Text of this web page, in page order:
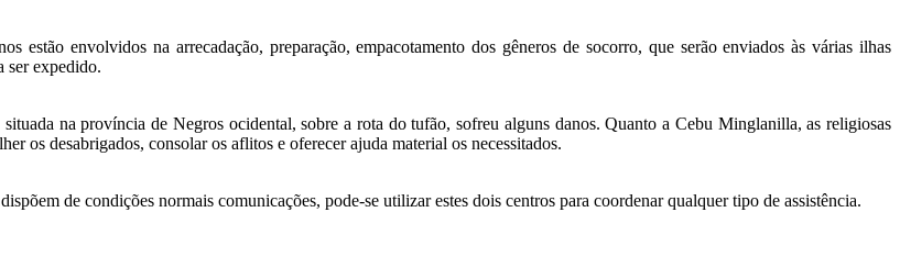
estão envolvidos na arrecadação, preparação, empacotamento dos gêneros de socorro, que serão enviados às várias ilhas
ser expedido.
na província de Negros ocidental, sobre a rota do tufão, sofreu alguns danos. Quanto a Cebu Minglanilla, as religiosas
os desabrigados, consolar os aflitos e oferecer ajuda material os necessitados.
de condições normais comunicações, pode-se utilizar estes dois centros para coordenar qualquer tipo de assistência.